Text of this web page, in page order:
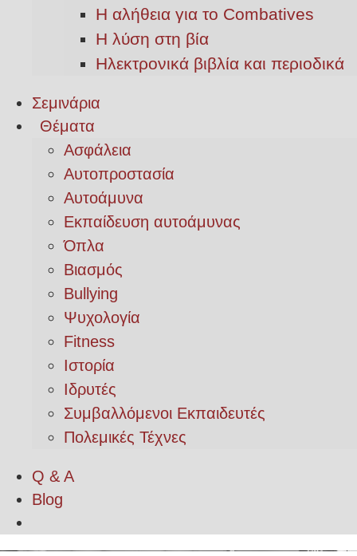
Η αλήθεια για το Combatives
Η λύση στη βία
Ηλεκτρονικά βιβλία και περιοδικά
Σεμινάρια
Θέματα
Ασφάλεια
Αυτοπροστασία
Αυτοάμυνα
Εκπαίδευση αυτοάμυνας
Όπλα
Βιασμός
Bullying
Ψυχολογία
Fitness
Ιστορία
Ιδρυτές
Συμβαλλόμενοι Εκπαιδευτές
Πολεμικές Τέχνες
Q & A
Blog